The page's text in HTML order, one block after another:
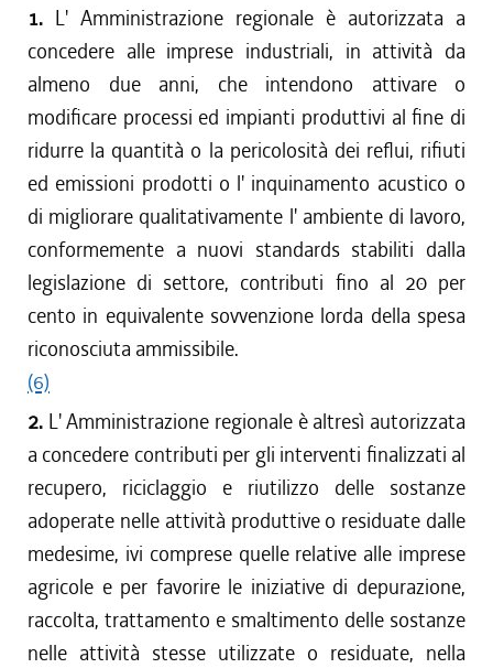
1. L' Amministrazione regionale è autorizzata a
concedere alle imprese industriali, in attività da
almeno due anni, che intendono attivare o
modificare processi ed impianti produttivi al fine di
ridurre la quantità o la pericolosità dei reflui, rifiuti
ed emissioni prodotti o l' inquinamento acustico o
di migliorare qualitativamente l' ambiente di lavoro,
conformemente a nuovi standards stabiliti dalla
legislazione di settore, contributi fino al 20 per
cento in equivalente sovvenzione lorda della spesa
riconosciuta ammissibile.
(6)
2. L' Amministrazione regionale è altresì autorizzata
a concedere contributi per gli interventi finalizzati al
recupero, riciclaggio e riutilizzo delle sostanze
adoperate nelle attività produttive o residuate dalle
medesime, ivi comprese quelle relative alle imprese
agricole e per favorire le iniziative di depurazione,
raccolta, trattamento e smaltimento delle sostanze
nelle attività stesse utilizzate o residuate, nella